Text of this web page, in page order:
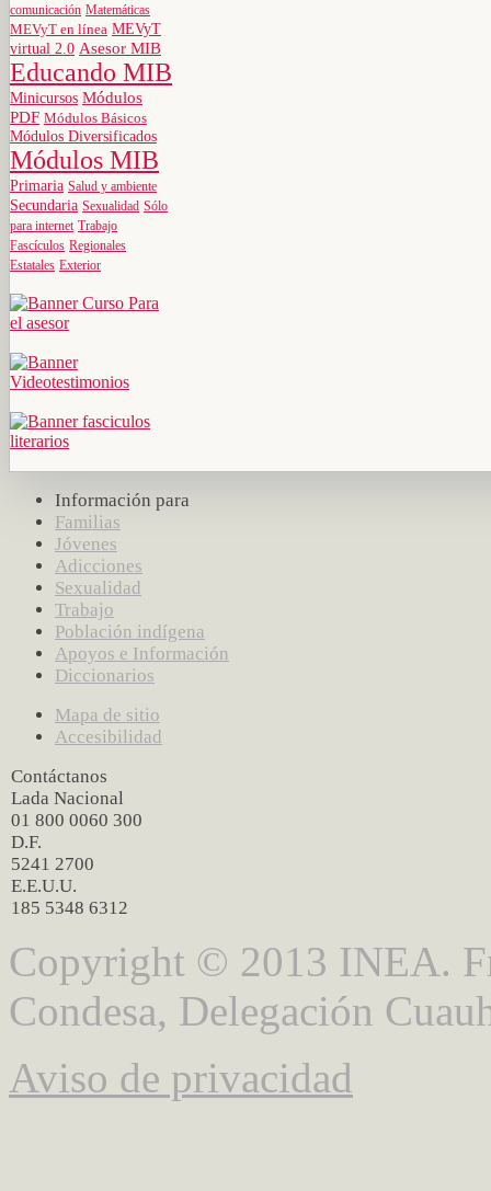
comunicación Matemáticas
MEVyT en línea MEVyT
virtual 2.0 Asesor MIB
Educando MIB
Minicursos Módulos
PDF Módulos Básicos
Módulos Diversificados
Módulos MIB
Primaria Salud y ambiente
Secundaria Sexualidad Sólo
para internet Trabajo
Fascículos Regionales
Estatales Exterior
Información para
Familias
Jóvenes
Adicciones
Sexualidad
Trabajo
Población indígena
Apoyos e Información
Diccionarios
Mapa de sitio
Accesibilidad
Contáctanos
Lada Nacional
01 800 0060 300
D.F.
5241 2700
E.E.U.U.
185 5348 6312
Copyright © 2013 INEA.
Condesa, Delegación
Aviso de privacidad